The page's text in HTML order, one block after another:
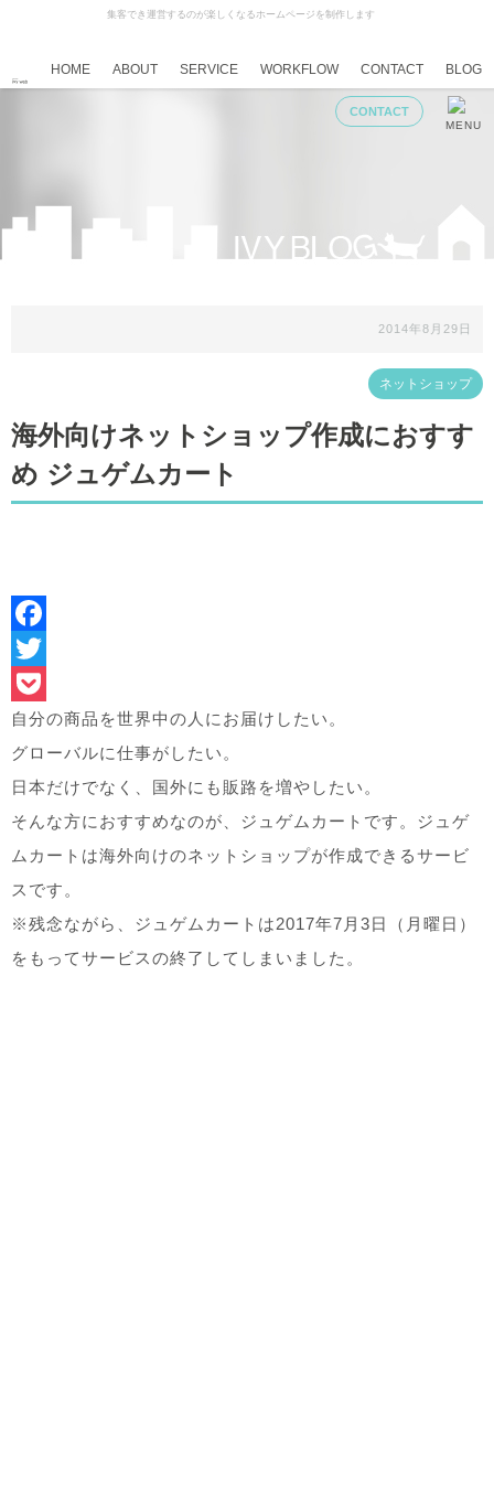
集客でき運営するのが楽しくなるホームページを制作します
HOME ABOUT SERVICE WORKFLOW CONTACT BLOG
MENU
CONTACT
2014年8月29日
ネットショップ
海外向けネットショップ作成におすす
め ジュゲムカート
Facebook
Twitter
Pocket
自分の商品を世界中の人にお届けしたい。
グローバルに仕事がしたい。
日本だけでなく、国外にも販路を増やしたい。
そんな方におすすめなのが、ジュゲムカートです。ジュゲ
ムカートは海外向けのネットショップが作成できるサービ
スです。
※残念ながら、ジュゲムカートは2017年7月3日（月曜日）
をもってサービスの終了してしまいました。